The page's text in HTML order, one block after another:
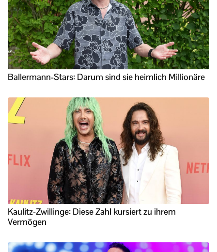
Ballermann-Stars: Darum sind sie heimlich Millionäre
Kaulitz-Zwillinge: Diese Zahl kursiert zu ihrem
Vermögen